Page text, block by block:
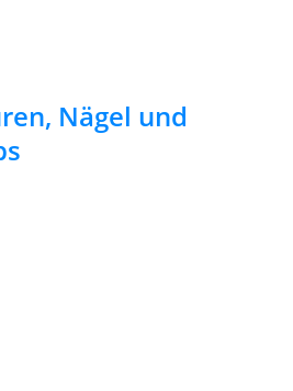
Nägel und